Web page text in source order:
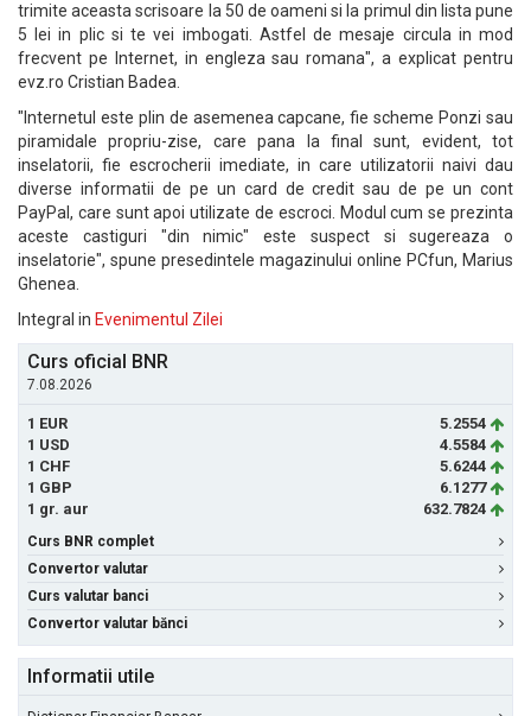
trimite aceasta scrisoare la 50 de oameni si la primul din lista pune
5 lei in plic si te vei imbogati. Astfel de mesaje circula in mod
frecvent pe Internet, in engleza sau romana", a explicat pentru
evz.ro Cristian Badea.
"Internetul este plin de asemenea capcane, fie scheme Ponzi sau
piramidale propriu-zise, care pana la final sunt, evident, tot
inselatorii, fie escrocherii imediate, in care utilizatorii naivi dau
diverse informatii de pe un card de credit sau de pe un cont
PayPal, care sunt apoi utilizate de escroci. Modul cum se prezinta
aceste castiguri "din nimic" este suspect si sugereaza o
inselatorie", spune presedintele magazinului online PCfun, Marius
Ghenea.
Integral in Evenimentul Zilei
Curs oficial BNR
7.08.2026
1 EUR
5.2554
1 USD
4.5584
1 CHF
5.6244
1 GBP
6.1277
1 gr. aur
632.7824
Curs BNR complet
Convertor valutar
Curs valutar banci
Convertor valutar bănci
Informatii utile